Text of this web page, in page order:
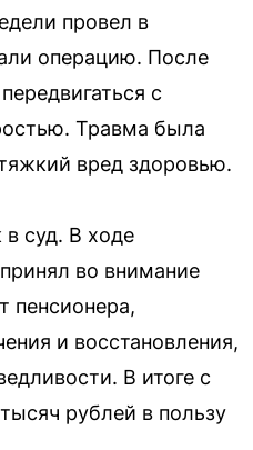
провел в
операцию. После
с
Травма была
вред здоровью.
суд. В ходе
во внимание
пенсионера,
и восстановления,
В итоге с
рублей в пользу